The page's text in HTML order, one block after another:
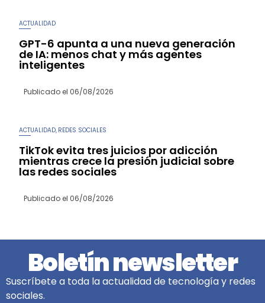
ACTUALIDAD
GPT-6 apunta a una nueva generación
de IA: menos chat y más agentes
inteligentes
Publicado el 06/08/2026
ACTUALIDAD REDES SOCIALES
TikTok evita tres juicios por adicción
mientras crece la presión judicial sobre
las redes sociales
Publicado el 06/08/2026
Boletín newsletter
Suscríbete a toda la actualidad de tecnología y redes
sociales.